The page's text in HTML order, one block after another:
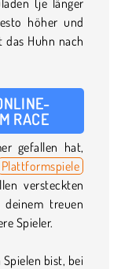
höher und
das Huhn nach
RACE
gefallen hat,
Plattformspiele
versteckten
treuen
Spieler.
bist, bei